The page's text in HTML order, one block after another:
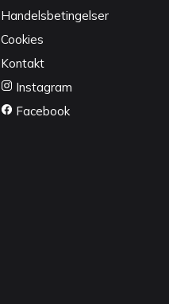
Handelsbetingelser
Cookies
Kontakt
Instagram
Facebook